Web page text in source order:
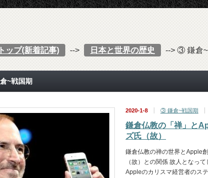
トップ(新着記事) --> 日本と世界の歴史 --> ③ 鎌倉~
~戦国期
2020-1-8 ③ 鎌倉~戦国期
鎌倉仏教の「禅」と
ズ氏（故）
鎌倉仏教の禅の世界とApple
（故）との関係 故人となっ
Appleのカリスマ経営者のス